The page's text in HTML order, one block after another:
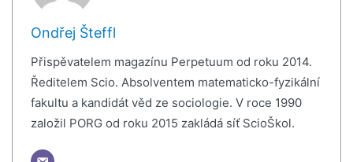
Ondřej Šteffl
Přispěvatelem magazínu Perpetuum od roku 2014.
Ředitelem Scio. Absolventem matematicko-fyzikální
fakultu a kandidát věd ze sociologie. V roce 1990
založil PORG od roku 2015 zakládá síť ScioŠkol.